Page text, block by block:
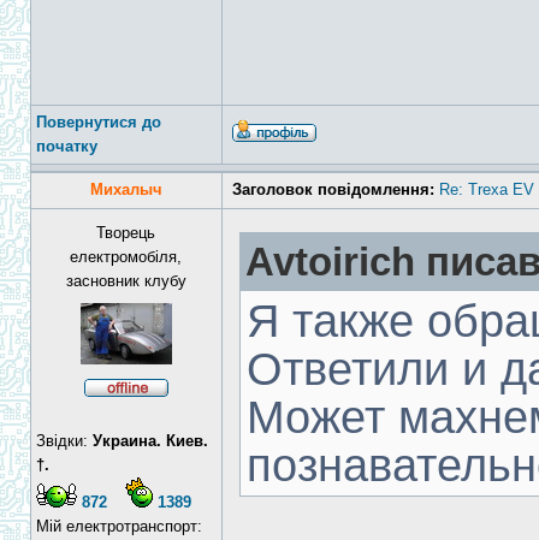
Повернутися до
початку
Михалыч Заголовок повідомлення: Re: Trexa EV
Творець
електромобіля,
засновник клубу
Звідки: Украина. Киев.
†.
872
1389
Мій електротранспорт:
Avtoirich
Я также
Ответили и
Может